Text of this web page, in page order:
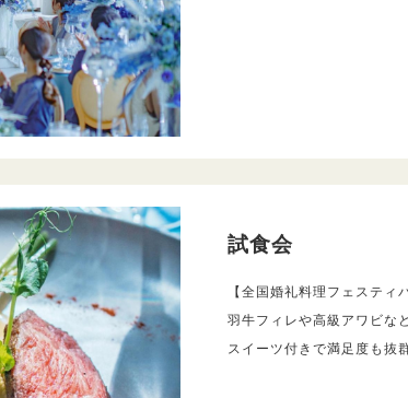
試食会
【全国婚礼料理フェステ
羽牛フィレや高級アワビな
スイーツ付きで満足度も抜群